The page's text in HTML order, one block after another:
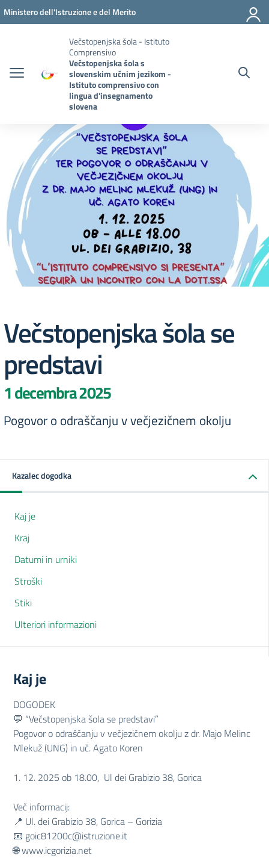
Pojdi na vsebino
Vai al menu di navigazione
Vai al footer
Ministero dell'Istruzione e del Merito
Večstopenjska šola - Istituto
Comprensivo
Večstopenjska šola s
slovenskim učnim jezikom -
Istituto comprensivo con
lingua d'insegnamento
slovena
Večstopenjska šola se
predstavi
1 decembra 2025
Pogovor o odraščanju v večjezičnem okolju
Kazalec dogodka
Kaj je
Kraj
Datumi in urniki
Stroški
Stiki
Ulteriori informazioni
Kaj je
DOGODEK
💬 “Večstopenjska šola se predstavi”
Pogovor o odraščanju v večjezičnem okolju z dr. Majo Melinc
Mlekuž (UNG) in uč. Agato Koren
1. 12. 2025 ob 18.00, Ul dei Grabizio 38, Gorica
Več informacij:
📍 Ul. dei Grabizio 38, Gorica – Gorizia
📧 goic81200c@istruzione.it
🌐 www.icgorizia.net